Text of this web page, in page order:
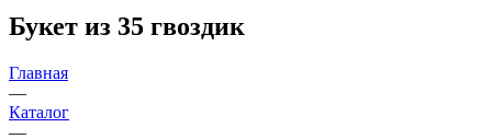
Букет из 35 гвоздик
Главная
—
Каталог
—